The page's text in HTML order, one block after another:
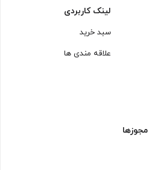
لینک کاربردی
سبد خرید
علاقه مندی ها
مجوزها